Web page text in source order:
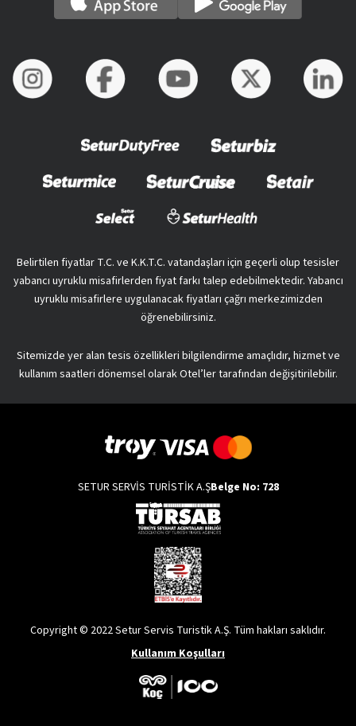
Belirtilen fiyatlar T.C. ve K.K.T.C. vatandaşları için geçerli olup tesisler
yabancı uyruklu misafirlerden fiyat farkı talep edebilmektedir. Yabancı
uyruklu misafirlere uygulanacak fiyatları çağrı merkezimizden
öğrenebilirsiniz.
Sitemizde yer alan tesis özellikleri bilgilendirme amaçlıdır, hizmet ve
kullanım saatleri dönemsel olarak Otel’ler tarafından değişitirilebilir.
SETUR SERVİS TURİSTİK A.ŞBelge No: 728
Copyright © 2022 Setur Servis Turistik A.Ş. Tüm hakları saklıdır.
Kullanım Koşulları